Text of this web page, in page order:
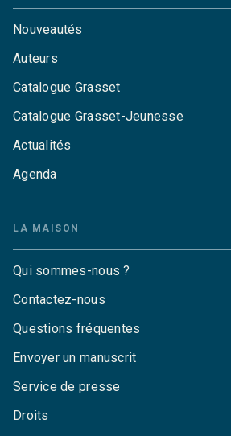
Nouveautés
Auteurs
Catalogue Grasset
Catalogue Grasset-Jeunesse
Actualités
Agenda
LA MAISON
Qui sommes-nous ?
Contactez-nous
Questions fréquentes
Envoyer un manuscrit
Service de presse
Droits